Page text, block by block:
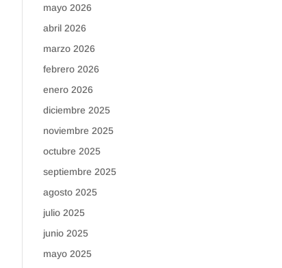
mayo 2026
abril 2026
marzo 2026
febrero 2026
enero 2026
diciembre 2025
noviembre 2025
octubre 2025
septiembre 2025
agosto 2025
julio 2025
junio 2025
mayo 2025